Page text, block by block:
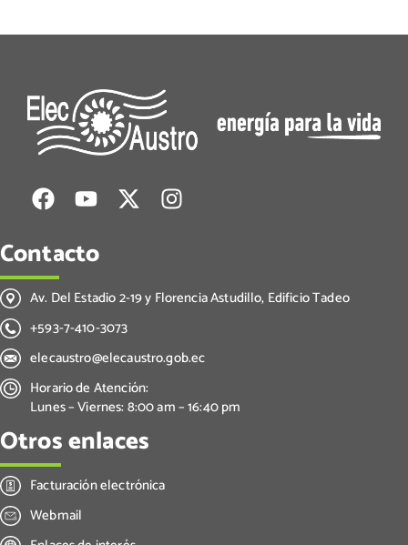
Contacto
Av. Del Estadio 2-19 y Florencia Astudillo, Edificio Tadeo
+593-7-410-3073
elecaustro@elecaustro.gob.ec
Horario de Atención:
Lunes – Viernes: 8:00 am – 16:40 pm
Otros enlaces
Facturación electrónica
Webmail